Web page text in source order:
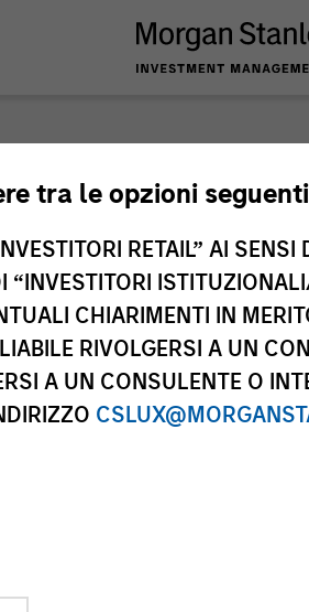
tra le opzioni
RETAIL” AI
“INVESTITORI
CHIARIMENTI IN
RIVOLGERSI A UN
A UN CONSULENTE O